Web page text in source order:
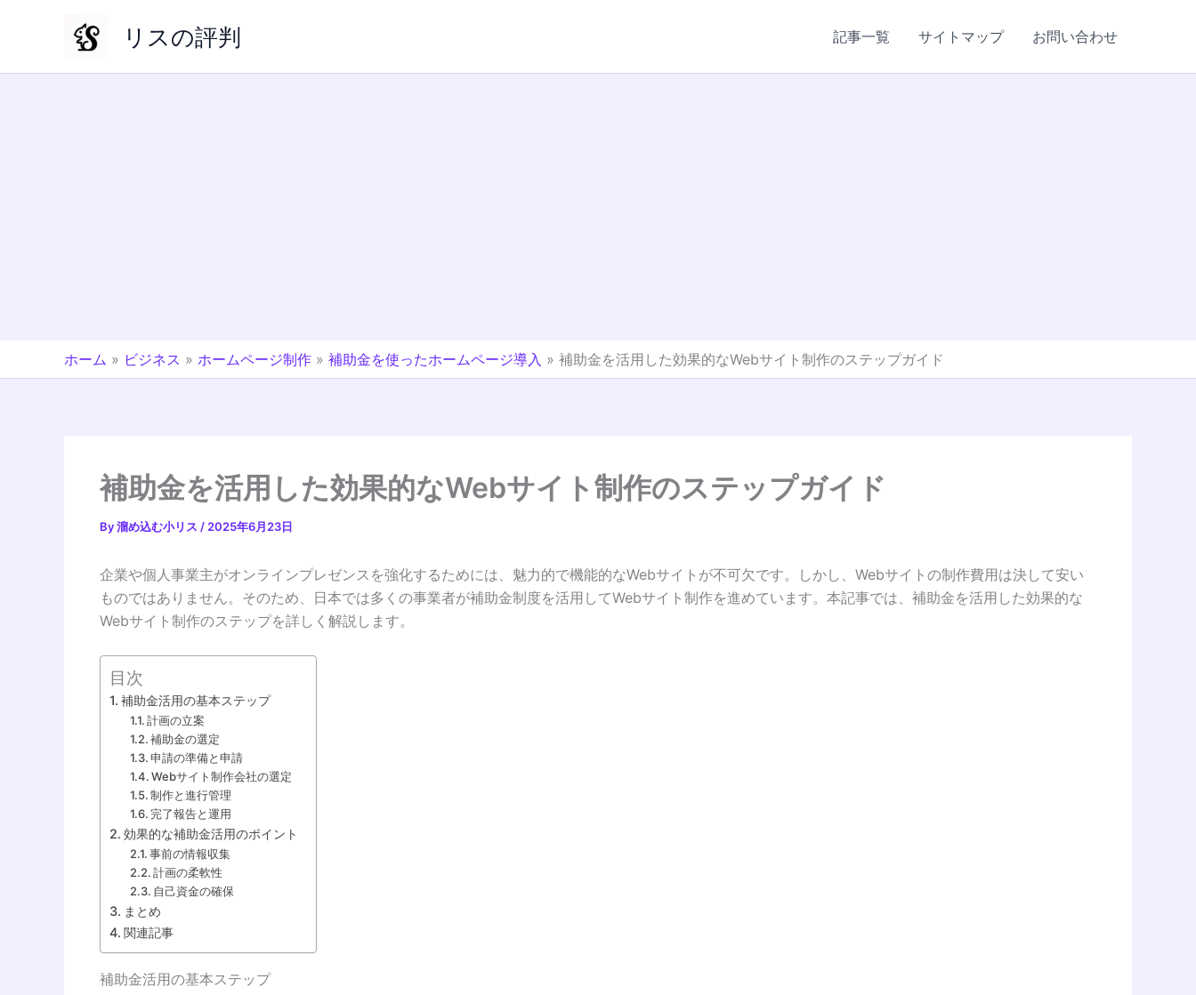
リスの評判 記事一覧 サイトマップ お問い合わせ
ホーム » ビジネス » ホームページ制作 » 補助金を使ったホームページ導入 » 補助金を活用した効果的なWebサイト制作のステップガイド
補助金を活用した効果的なWebサイト制作のステップガイド
By溜め込む小リス / 2025年6月23日
企業や個人事業主がオンラインプレゼンスを強化するためには、魅力的で機能的なWebサイトが不可欠です。しかし、Webサイトの制作費用は決して安い
ものではありません。そのため、日本では多くの事業者が補助金制度を活用してWebサイト制作を進めています。本記事では、補助金を活用した効果的な
Webサイト制作のステップを詳しく解説します。
目次
補助金活用の基本ステップ
計画の立案
補助金の選定
申請の準備と申請
Webサイト制作会社の選定
制作と進行管理
完了報告と運用
効果的な補助金活用のポイント
事前の情報収集
計画の柔軟性
自己資金の確保
まとめ
関連記事
補助金活用の基本ステップ